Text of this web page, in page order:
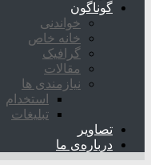
گوناگون
خواندنی
خانه خاص
گرافیک
مقالات
نیازمندی ها
استخدام
تبلیغات
تصاویر
درباره‌ی ما